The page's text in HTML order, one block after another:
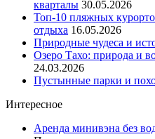
кварталы 30.05.2026
Топ-10 пляжных
отдыха 16.05.2026
Природные чудеса и
Озеро Тахо: природа и
24.03.2026
Пустынные парки и
Интересное
Аренда минивэна без